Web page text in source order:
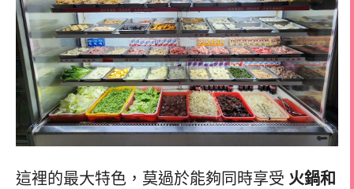
這裡的最大特色，莫過於能夠同時享受 火鍋和